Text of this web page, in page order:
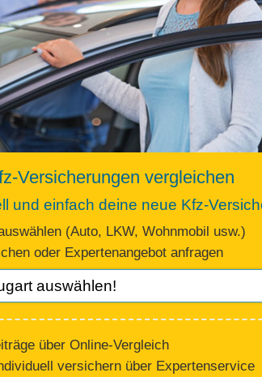
Versicherungen vergleichen
und einfach deine neue Kfz-
(Auto, LKW, Wohnmobil usw.)
oder Expertenangebot anfragen
über Online-Vergleich
versichern über Expertenservice